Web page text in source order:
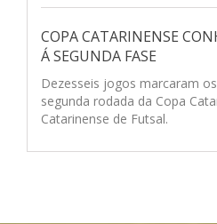
COPA CATARINENSE
Á SEGUNDA FASE
Dezesseis jogos marcaram
segunda rodada da Copa
Catarinense de Futsal.